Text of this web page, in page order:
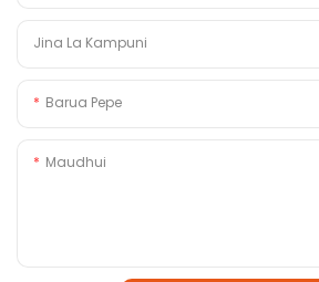
Jina La Kampuni
Barua Pepe
Maudhui